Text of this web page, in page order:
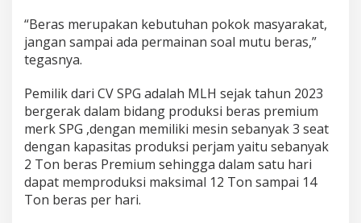
“Beras merupakan kebutuhan pokok masyarakat,
jangan sampai ada permainan soal mutu beras,”
tegasnya.
Pemilik dari CV SPG adalah MLH sejak tahun 2023
bergerak dalam bidang produksi beras premium
merk SPG ,dengan memiliki mesin sebanyak 3 seat
dengan kapasitas produksi perjam yaitu sebanyak
2 Ton beras Premium sehingga dalam satu hari
dapat memproduksi maksimal 12 Ton sampai 14
Ton beras per hari.